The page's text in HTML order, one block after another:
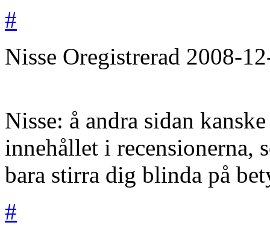
#
Nisse Oregistrerad 2008-
Nisse: å andra sidan
innehållet i recensionerna,
bara stirra dig blinda på
#